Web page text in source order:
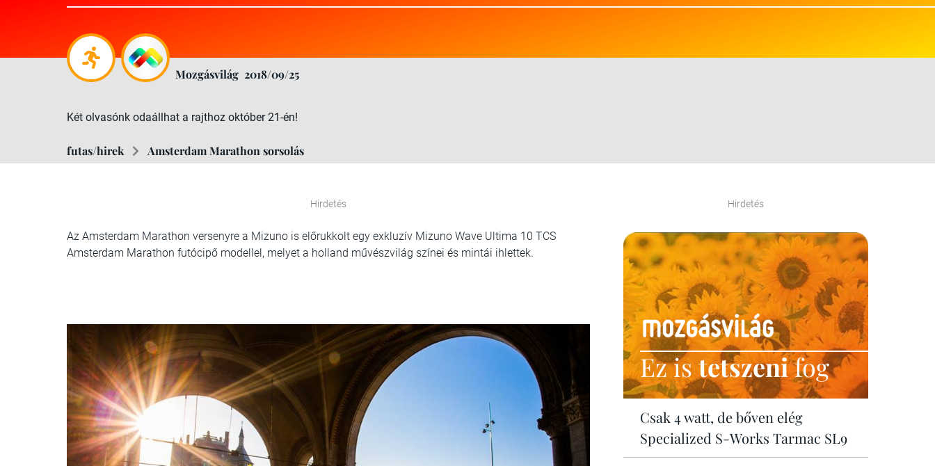
Mozgásvilág 2018/09/25
Két olvasónk odaállhat a rajthoz október 21-én!
futas/hirek Amsterdam Marathon sorsolás
Hirdetés
Az Amsterdam Marathon versenyre a Mizuno is előrukkolt egy exkluzív Mizuno Wave Ultima 10 TCS
Amsterdam Marathon futócipő modellel, melyet a holland művészvilág színei és mintái ihlettek.
Hirdetés
Ez istetszenifog
Csak 4 watt, de bőven elég
Specialized S-Works Tarmac SL9